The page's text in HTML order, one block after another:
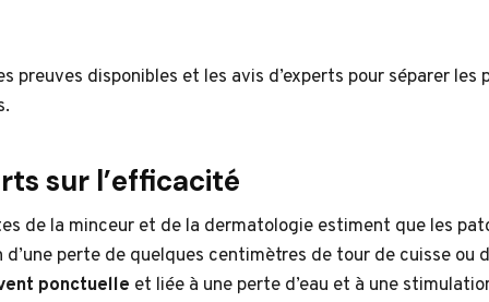
preuves disponibles et les avis d’experts pour séparer les
sur l’efficacité
de la minceur et de la dermatologie estiment que les
d’une perte de quelques centimètres de tour de cuisse ou
ponctuelle et liée à une perte d’eau et à une